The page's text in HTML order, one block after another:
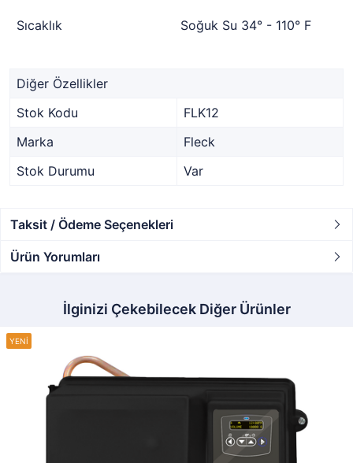
Sıcaklık Soğuk Su 34° - 110° F
Diğer Özellikler
Stok Kodu
FLK12
Marka
Fleck
Stok Durumu
Var
Taksit / Ödeme Seçenekleri
Ürün Yorumları
İlginizi Çekebilecek Diğer Ürünler